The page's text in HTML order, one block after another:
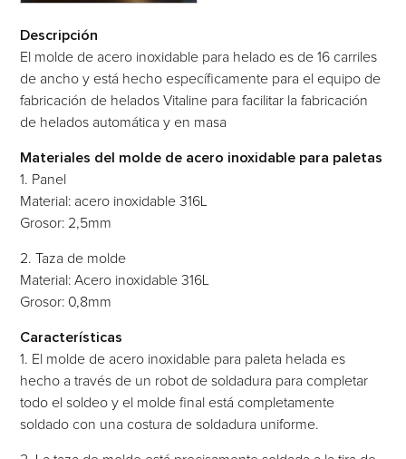
Descripción
El molde de acero inoxidable para helado es de 16 carriles
de ancho y está hecho específicamente para el equipo de
fabricación de helados Vitaline para facilitar la fabricación
de helados automática y en masa
Materiales del molde de acero inoxidable para paletas
1. Panel
Material: acero inoxidable 316L
Grosor: 2,5mm
2. Taza de molde
Material: Acero inoxidable 316L
Grosor: 0,8mm
Características
1. El molde de acero inoxidable para paleta helada es
hecho a través de un robot de soldadura para completar
todo el soldeo y el molde final está completamente
soldado con una costura de soldadura uniforme.